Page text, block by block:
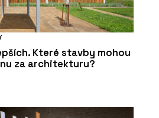
Které stavby mohou
za architekturu?